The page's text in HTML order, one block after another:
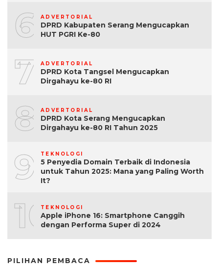
6 ADVERTORIAL
DPRD Kabupaten Serang Mengucapkan
HUT PGRI Ke-80
7 ADVERTORIAL
DPRD Kota Tangsel Mengucapkan
Dirgahayu ke-80 RI
8 ADVERTORIAL
DPRD Kota Serang Mengucapkan
Dirgahayu ke-80 RI Tahun 2025
9 TEKNOLOGI
5 Penyedia Domain Terbaik di Indonesia
untuk Tahun 2025: Mana yang Paling Worth
It?
10TEKNOLOGI
Apple iPhone 16: Smartphone Canggih
dengan Performa Super di 2024
PILIHAN PEMBACA